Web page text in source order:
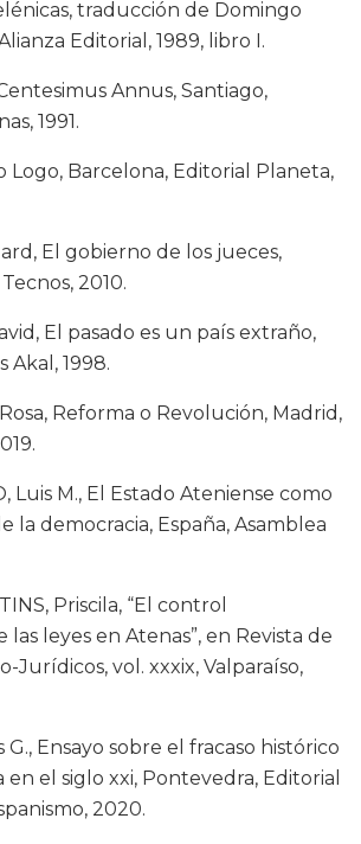
traducción de Domingo
Editorial, 1989, libro I.
Annus, Santiago,
1991.
Logo, Barcelona, Editorial Planeta,
El gobierno de los jueces,
2010.
El pasado es un país extraño,
Akal, 1998.
Reforma o Revolución, Madrid,
Luis M., El Estado Ateniense como
la democracia, España, Asamblea
Priscila, “El control
leyes en Atenas”, en Revista de
Jurídicos, vol. xxxix, Valparaíso,
G., Ensayo sobre el fracaso histórico
en el siglo xxi, Pontevedra, Editorial
2020.